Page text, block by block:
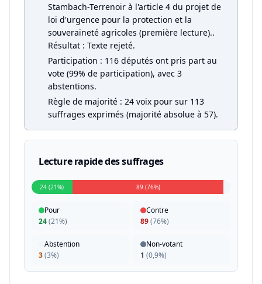
Stambach-Terrenoir à l'article 4 du projet de
loi d'urgence pour la protection et la
souveraineté agricoles (première lecture)..
Résultat : Texte rejeté.
Participation : 116 députés ont pris part au
vote (99% de participation), avec 3
abstentions.
Règle de majorité : 24 voix pour sur 113
suffrages exprimés (majorité absolue à 57).
Lecture rapide des suffrages
24 (21%) 89 (76%)
Pour
24(21%)
Contre
89(76%)
Abstention
3(3%)
Non-votant
1 (0,9%)